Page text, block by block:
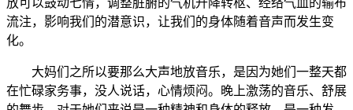
流注，影响我们的潜意识，让我们的身体随着音声而发生变
化。
大妈们之所以要那么大声地放音乐，是因为她们一整天都
在忙碌家务事，没人说话，心情烦闷。晚上激荡的音乐、舒展